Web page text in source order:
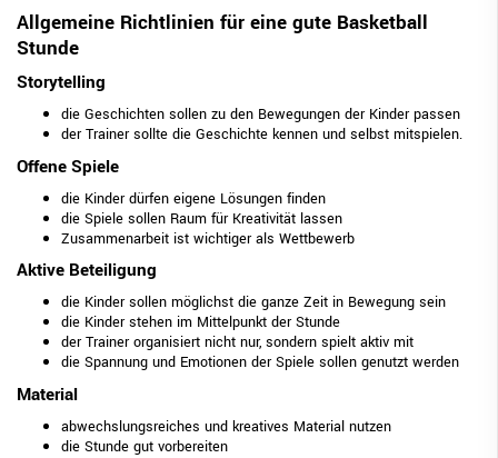
Allgemeine Richtlinien für eine gute Basketball
Stunde
Storytelling
die Geschichten sollen zu den Bewegungen der Kinder passen
der Trainer sollte die Geschichte kennen und selbst mitspielen.
Offene Spiele
die Kinder dürfen eigene Lösungen finden
die Spiele sollen Raum für Kreativität lassen
Zusammenarbeit ist wichtiger als Wettbewerb
Aktive Beteiligung
die Kinder sollen möglichst die ganze Zeit in Bewegung sein
die Kinder stehen im Mittelpunkt der Stunde
der Trainer organisiert nicht nur, sondern spielt aktiv mit
die Spannung und Emotionen der Spiele sollen genutzt werden
Material
abwechslungsreiches und kreatives Material nutzen
die Stunde gut vorbereiten